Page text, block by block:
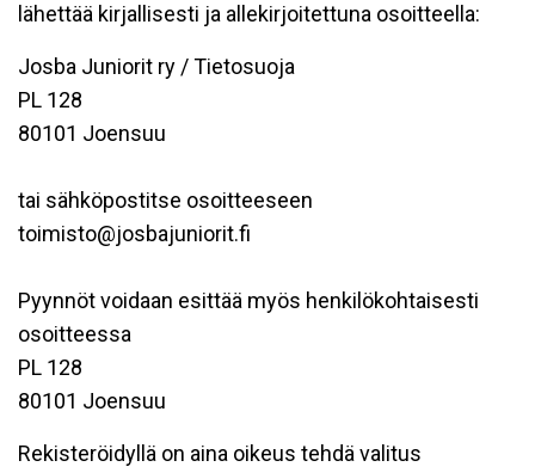
lähettää kirjallisesti ja allekirjoitettuna osoitteella:
Josba Juniorit ry / Tietosuoja
PL 128
80101 Joensuu
tai sähköpostitse osoitteeseen
toimisto@josbajuniorit.fi
Pyynnöt voidaan esittää myös henkilökohtaisesti
osoitteessa
PL 128
80101 Joensuu
Rekisteröidyllä on aina oikeus tehdä valitus